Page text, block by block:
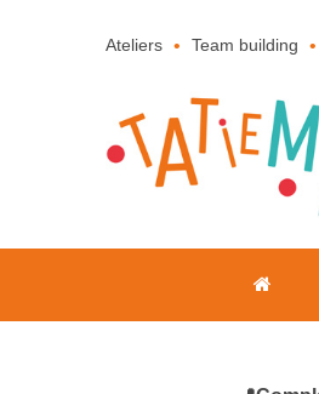
Ateliers Team building